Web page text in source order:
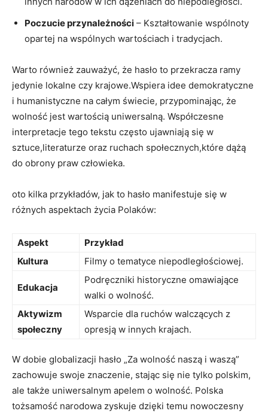
Poczucie ⁢przynależności – Kształtowanie ⁢wspólnoty
opartej⁤ na ‍wspólnych wartościach i tradycjach.
Warto również zauważyć, że hasło ⁤to przekracza ramy
⁤jedynie lokalne czy krajowe.Wspiera idee demokratyczne
i humanistyczne ⁤na całym świecie, przypominając, że⁤
wolność jest wartością​ uniwersalną. Współczesne
interpretacje tego⁢ tekstu często ujawniają się w
sztuce,literaturze oraz ruchach społecznych,które dążą
do ​obrony⁤ praw człowieka.
oto kilka przykładów, jak‍ to hasło manifestuje się w
różnych ‌aspektach życia Polaków:
Aspekt
Przykład
Kultura
Filmy o tematyce niepodległościowej.
Edukacja
Podręczniki historyczne ​omawiające
walki o wolność.
Aktywizm
społeczny
Wsparcie ‍dla ruchów walczących z⁣
opresją w innych krajach.
W ⁢dobie globalizacji hasło⁢ „Za wolność naszą‍ i waszą”
zachowuje swoje znaczenie, stając​ się ⁢nie tylko polskim,
ale także⁢ uniwersalnym apelem o wolność. Polska
tożsamość narodowa zyskuje dzięki temu nowoczesny